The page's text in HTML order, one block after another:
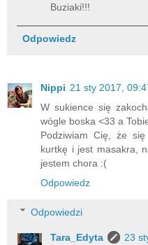
Buziaki!!!
Odpowiedz
Nippi 21 sty 2017,
W sukience się
wógle boska <33 a
Podziwiam Cię, że
kurtkę i jest masakra,
jestem chora :(
Odpowiedz
Odpowiedzi
Tara_Edyta
23